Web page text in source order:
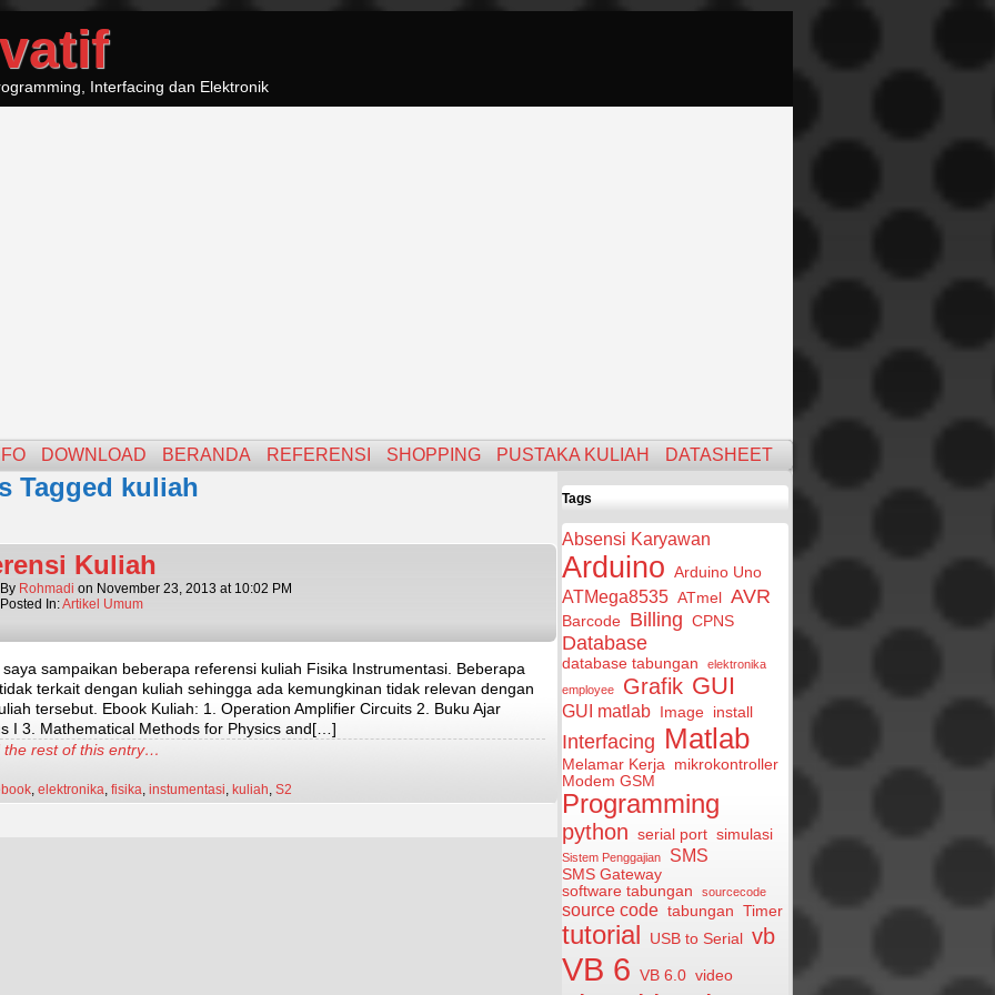
Interfacing dan Elektronik
DOWNLOAD BERANDA REFERENSI SHOPPING PUSTAKA KULIAH DATASHEET
Tagged kuliah
Kuliah
By Rohmadi on November 23, 2013 at 10:02 PM
Posted In:Artikel Umum
saya sampaikan beberapa referensi kuliah Fisika Instrumentasi. Beberapa
terkait dengan kuliah sehingga ada kemungkinan tidak relevan dengan
tersebut. Ebook Kuliah: 1. Operation Amplifier Circuits 2. Buku Ajar
I 3. Mathematical Methods for Physics and[…]
the rest of this entry…
, elektronika, fisika, instumentasi, kuliah, S2
Tags
Absensi Karyawan
Arduino Arduino Uno
ATMega8535 ATmel AVR
Barcode Billing CPNS
Database
database tabungan
elektronika
employee
Grafik GUI
GUI matlab Image install
Interfacing Matlab
Melamar Kerja mikrokontroller
Modem GSM
Programming
python serial port simulasi
Sistem Penggajian SMS
SMS Gateway
software tabungan
sourcecode
source code tabungan Timer
tutorial USB to Serial vb
VB 6 VB 6.0 video